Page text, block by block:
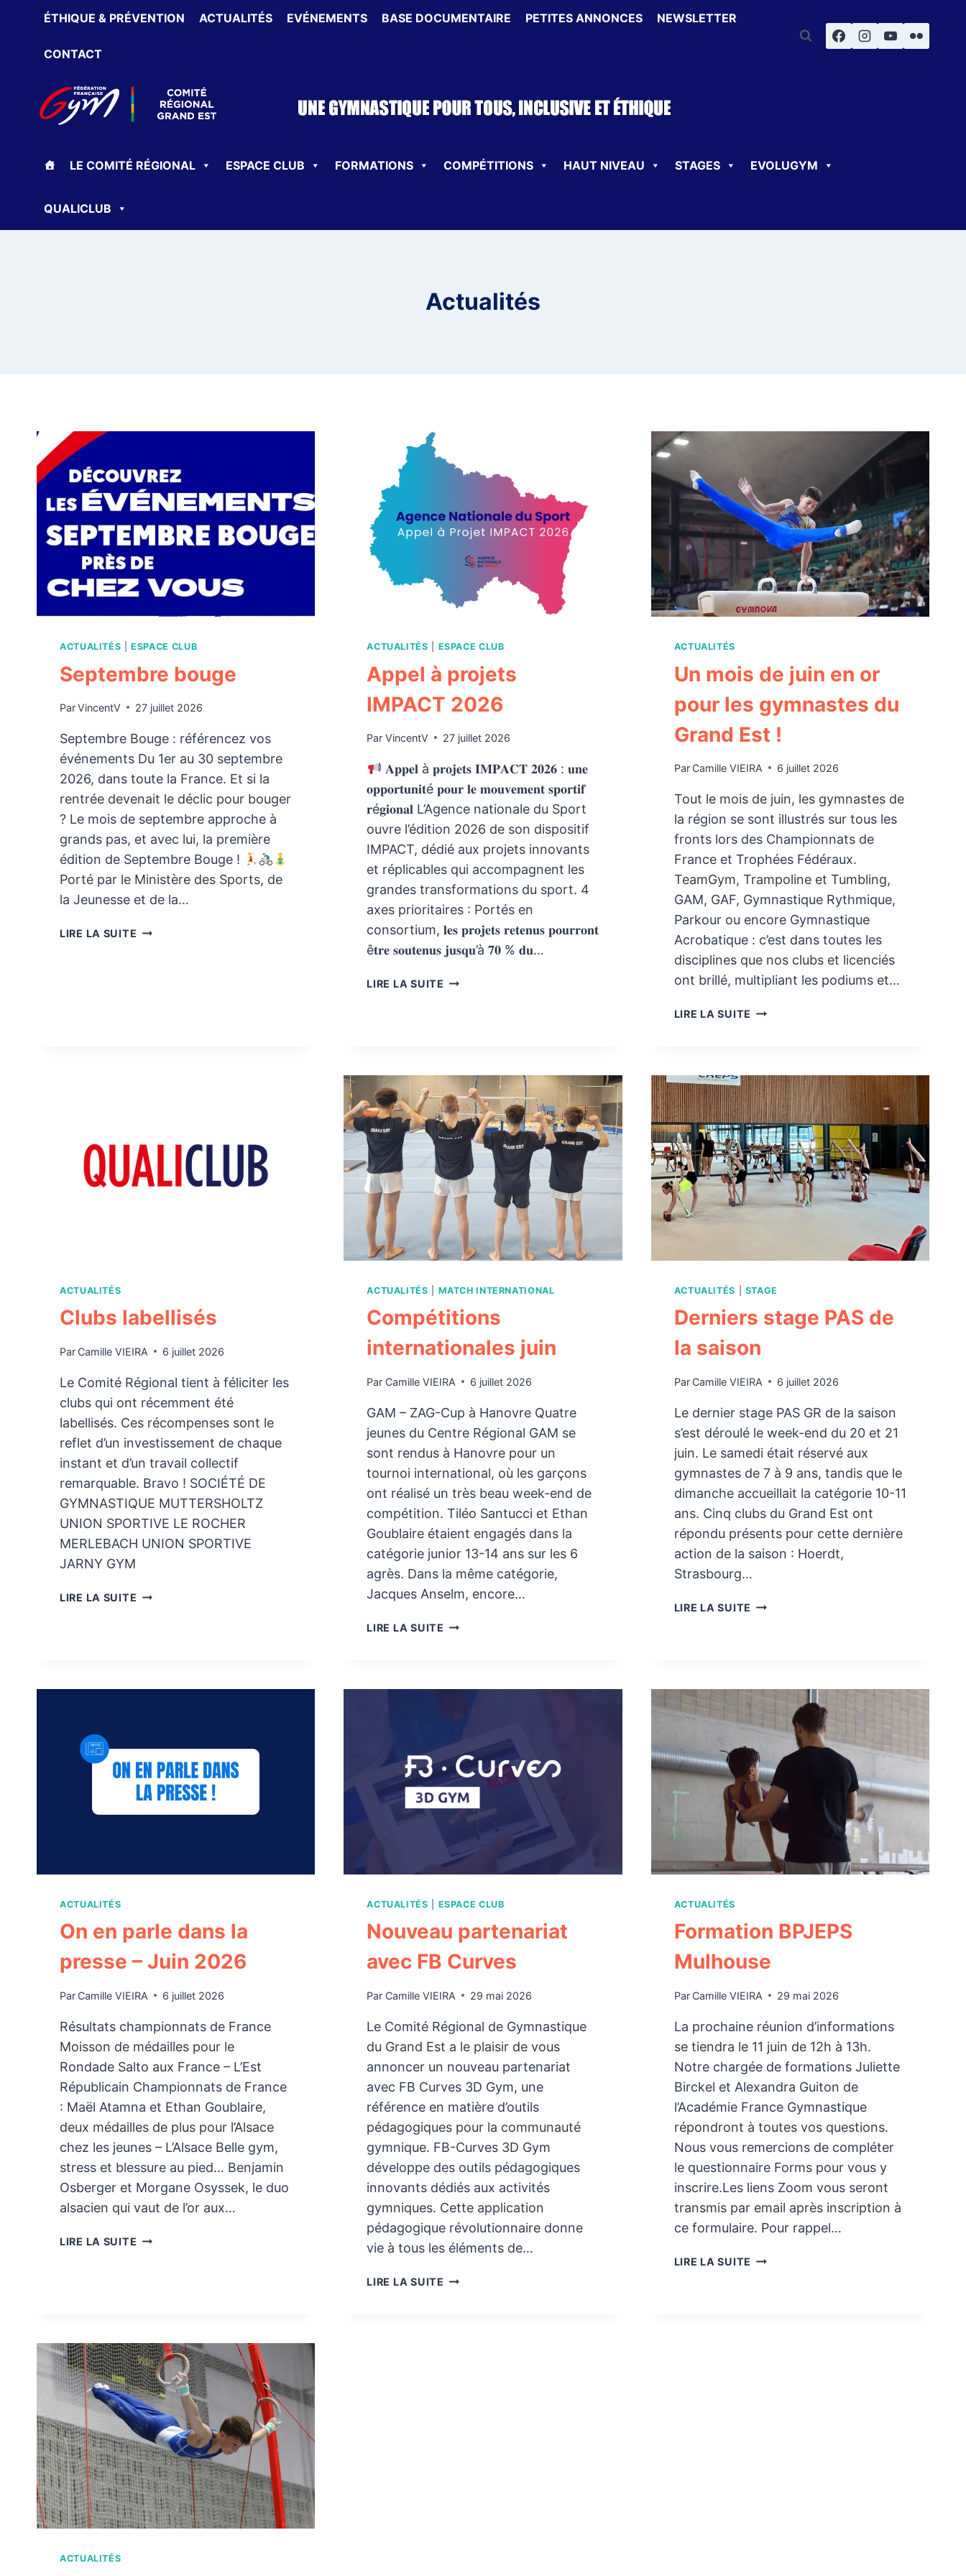
contenu
ÉTHIQUE & PRÉVENTION ACTUALITÉS EVÉNEMENTS BASE DOCUMENTAIRE PETITES ANNONCES NEWSLETTER
CONTACT
LE COMITÉ RÉGIONAL ESPACE CLUB FORMATIONS COMPÉTITIONS HAUT NIVEAU STAGES EVOLUGYM
QUALICLUB
Actualités
ACTUALITÉS |ESPACE CLUB
Septembre bouge
ParVincentV 27 juillet 2026
Septembre Bouge : référencez vos
événements Du 1er au 30 septembre
2026, dans toute la France. Et si la
rentrée devenait le déclic pour bouger
? Le mois de septembre approche à
grands pas, et avec lui, la première
édition de Septembre Bouge !
Porté par le Ministère des Sports, de
la Jeunesse et de la…
LIRE LA SUITE SEPTEMBRE
ACTUALITÉS ESPACE CLUB
Appel à projets
IMPACT 2026
Par VincentV 27 juillet 2026
𝐀𝐩𝐩𝐞𝐥 à 𝐩𝐫𝐨𝐣𝐞𝐭𝐬 𝐈𝐌𝐏𝐀𝐂𝐓 𝟐𝟎𝟐𝟔 : 𝐮𝐧𝐞
𝐨𝐩𝐩𝐨𝐫𝐭𝐮𝐧𝐢𝐭é 𝐩𝐨𝐮𝐫 𝐥𝐞 𝐦𝐨𝐮𝐯𝐞𝐦𝐞𝐧𝐭 𝐬𝐩𝐨𝐫𝐭𝐢𝐟
𝐫é𝐠𝐢𝐨𝐧𝐚𝐥 L’Agence nationale du Sport
ouvre l’édition 2026 de son dispositif
IMPACT, dédié aux projets innovants
et réplicables qui accompagnent les
grandes transformations du sport. 4
axes prioritaires : Portés en
consortium, 𝐥𝐞𝐬 𝐩𝐫𝐨𝐣𝐞𝐭𝐬 𝐫𝐞𝐭𝐞𝐧𝐮𝐬 𝐩𝐨𝐮𝐫𝐫𝐨𝐧𝐭
ê𝐭𝐫𝐞 𝐬𝐨𝐮𝐭𝐞𝐧𝐮𝐬 𝐣𝐮𝐬𝐪𝐮’à 𝟕𝟎 % 𝐝𝐮…
LIRE LA SUITE APPEL
ACTUALITÉS
Un mois de juin en or
pour les gymnastes du
Grand Est !
Par Camille VIEIRA 6 juillet 2026
Tout le mois de juin, les gymnastes de
la région se sont illustrés sur tous les
fronts lors des Championnats de
France et Trophées Fédéraux.
TeamGym, Trampoline et Tumbling,
GAM, GAF, Gymnastique Rythmique,
Parkour ou encore Gymnastique
Acrobatique : c’est dans toutes les
disciplines que nos clubs et licenciés
ont brillé, multipliant les podiums et…
LIRE LA SUITE UN
EN
OR
POUR
LES
GYMNASTES
DU
GRAND
!
ACTUALITÉS
Clubs labellisés
Par Camille VIEIRA 6 juillet 2026
Le Comité Régional tient à féliciter les
clubs qui ont récemment été
labellisés. Ces récompenses sont le
reflet d’un investissement de chaque
instant et d’un travail collectif
remarquable. Bravo ! SOCIÉTÉ DE
GYMNASTIQUE MUTTERSHOLTZ
UNION SPORTIVE LE ROCHER
MERLEBACH UNION SPORTIVE
JARNY GYM
LIRE LA SUITE CLUBS
ACTUALITÉS MATCH INTERNATIONAL
Compétitions
internationales juin
Par Camille VIEIRA 6 juillet 2026
GAM – ZAG-Cup à Hanovre Quatre
jeunes du Centre Régional GAM se
sont rendus à Hanovre pour un
tournoi international, où les garçons
ont réalisé un très beau week-end de
compétition. Tiléo Santucci et Ethan
Goublaire étaient engagés dans la
catégorie junior 13-14 ans sur les 6
agrès. Dans la même catégorie,
Jacques Anselm, encore…
LIRE LA SUITE COMPÉTITIONS
ACTUALITÉS STAGE
Derniers stage PAS de
la saison
Par Camille VIEIRA 6 juillet 2026
Le dernier stage PAS GR de la saison
s’est déroulé le week-end du 20 et 21
juin. Le samedi était réservé aux
gymnastes de 7 à 9 ans, tandis que le
dimanche accueillait la catégorie 10-11
ans. Cinq clubs du Grand Est ont
répondu présents pour cette dernière
action de la saison : Hoerdt,
Strasbourg…
LIRE LA SUITE DERNIERS
SAISON
ACTUALITÉS
On en parle dans la
presse – Juin 2026
Par Camille VIEIRA 6 juillet 2026
Résultats championnats de France
Moisson de médailles pour le
Rondade Salto aux France – L’Est
Républicain Championnats de France
: Maël Atamna et Ethan Goublaire,
deux médailles de plus pour l’Alsace
chez les jeunes – L’Alsace Belle gym,
stress et blessure au pied… Benjamin
Osberger et Morgane Osyssek, le duo
alsacien qui vaut de l’or aux…
LIRE LA SUITE ON
JUIN
2026
ACTUALITÉS ESPACE CLUB
Nouveau partenariat
avec FB Curves
Par Camille VIEIRA 29 mai 2026
Le Comité Régional de Gymnastique
du Grand Est a le plaisir de vous
annoncer un nouveau partenariat
avec FB Curves 3D Gym, une
référence en matière d’outils
pédagogiques pour la communauté
gymnique. FB-Curves 3D Gym
développe des outils pédagogiques
innovants dédiés aux activités
gymniques. Cette application
pédagogique révolutionnaire donne
vie à tous les éléments de…
LIRE LA SUITE NOUVEAU
ACTUALITÉS
Formation BPJEPS
Mulhouse
Par Camille VIEIRA 29 mai 2026
La prochaine réunion d’informations
se tiendra le 11 juin de 12h à 13h.
Notre chargée de formations Juliette
Birckel et Alexandra Guiton de
l’Académie France Gymnastique
répondront à toutes vos questions.
Nous vous remercions de compléter
le questionnaire Forms pour vous y
inscrire.Les liens Zoom vous seront
transmis par email après inscription à
ce formulaire. Pour rappel…
LIRE LA SUITE FORMATION
ACTUALITÉS